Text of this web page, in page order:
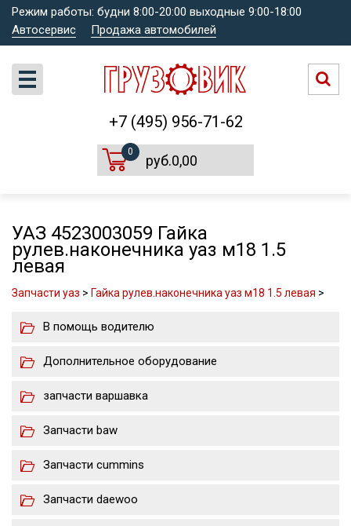
Режим работы: будни 8:00-20:00 выходные 9:00-18:00
Автосервис
Продажа автомобилей
+7 (495) 956-71-62
0
руб.0,00
УАЗ 4523003059 Гайка
рулев.наконечника уаз м18 1.5
левая
Запчасти уаз > Гайка рулев.наконечника уаз м18 1.5 левая >
В помощь водителю
Дополнительное оборудование
запчасти варшавка
Запчасти baw
Запчасти cummins
Запчасти daewoo